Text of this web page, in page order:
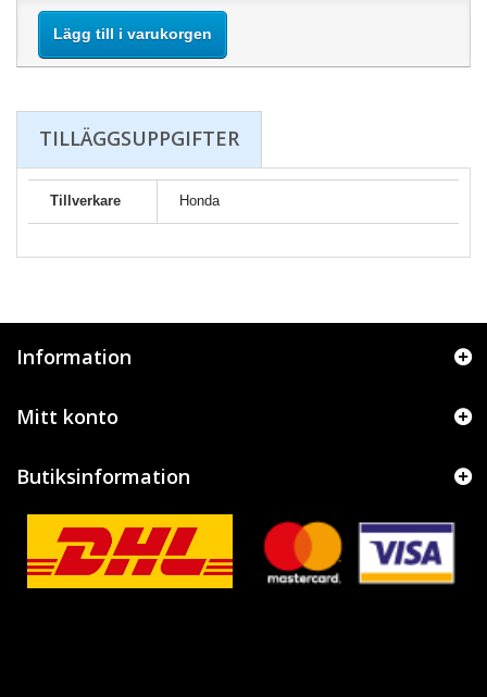
Lägg till i varukorgen
TILLÄGGSUPPGIFTER
Tillverkare Honda
Information
Mitt konto
Butiksinformation